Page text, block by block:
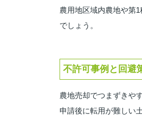
農用地区域内農地や第
でしょう。
不許可事例と回避
農地売却でつまずきや
申請後に転用が難しい